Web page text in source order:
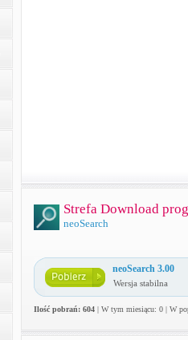
Strefa Download
neoSearch
neoSearch 3.00
Wersja stabilna
Ilość pobrań: 604| W tym miesiącu: 0 | W